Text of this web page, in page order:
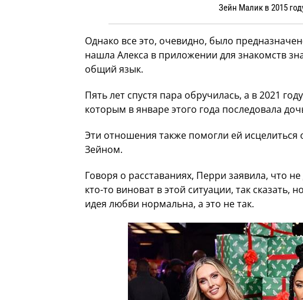
Зейн Малик в 2015
Однако все это, очевидно, было
нашла Алекса в приложении для знакомств
общий язык.
Пять лет спустя пара обручилась, а в 2021
которым в январе этого года последовала
Эти отношения также помогли ей
Зейном.
Говоря о расставаниях, Перри заявила, что
кто-то виноват в этой ситуации, так
идея любви нормальна, а это не так.